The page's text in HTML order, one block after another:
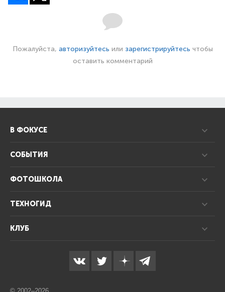
Пожалуйста, авторизуйтесь или зарегистрируйтесь чтобы
оставить комментарий
В ФОКУСЕ
СОБЫТИЯ
ФОТОШКОЛА
ТЕХНОГИД
КЛУБ